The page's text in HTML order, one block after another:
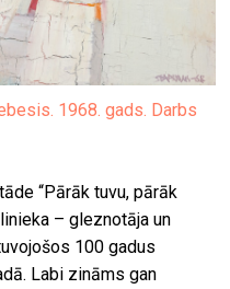
1968. gads. Darbs
“Pārāk tuvu, pārāk
– gleznotāja un
100 gadus
Labi zināms gan